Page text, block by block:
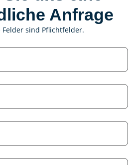
Anfrage
sind Pflichtfelder.